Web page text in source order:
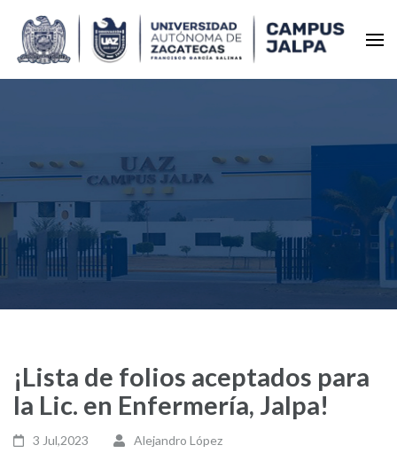
Universidad Autónoma de
¡Lista de folios aceptados para
la Lic. en Enfermería, Jalpa!
3 Jul,2023 Alejandro López